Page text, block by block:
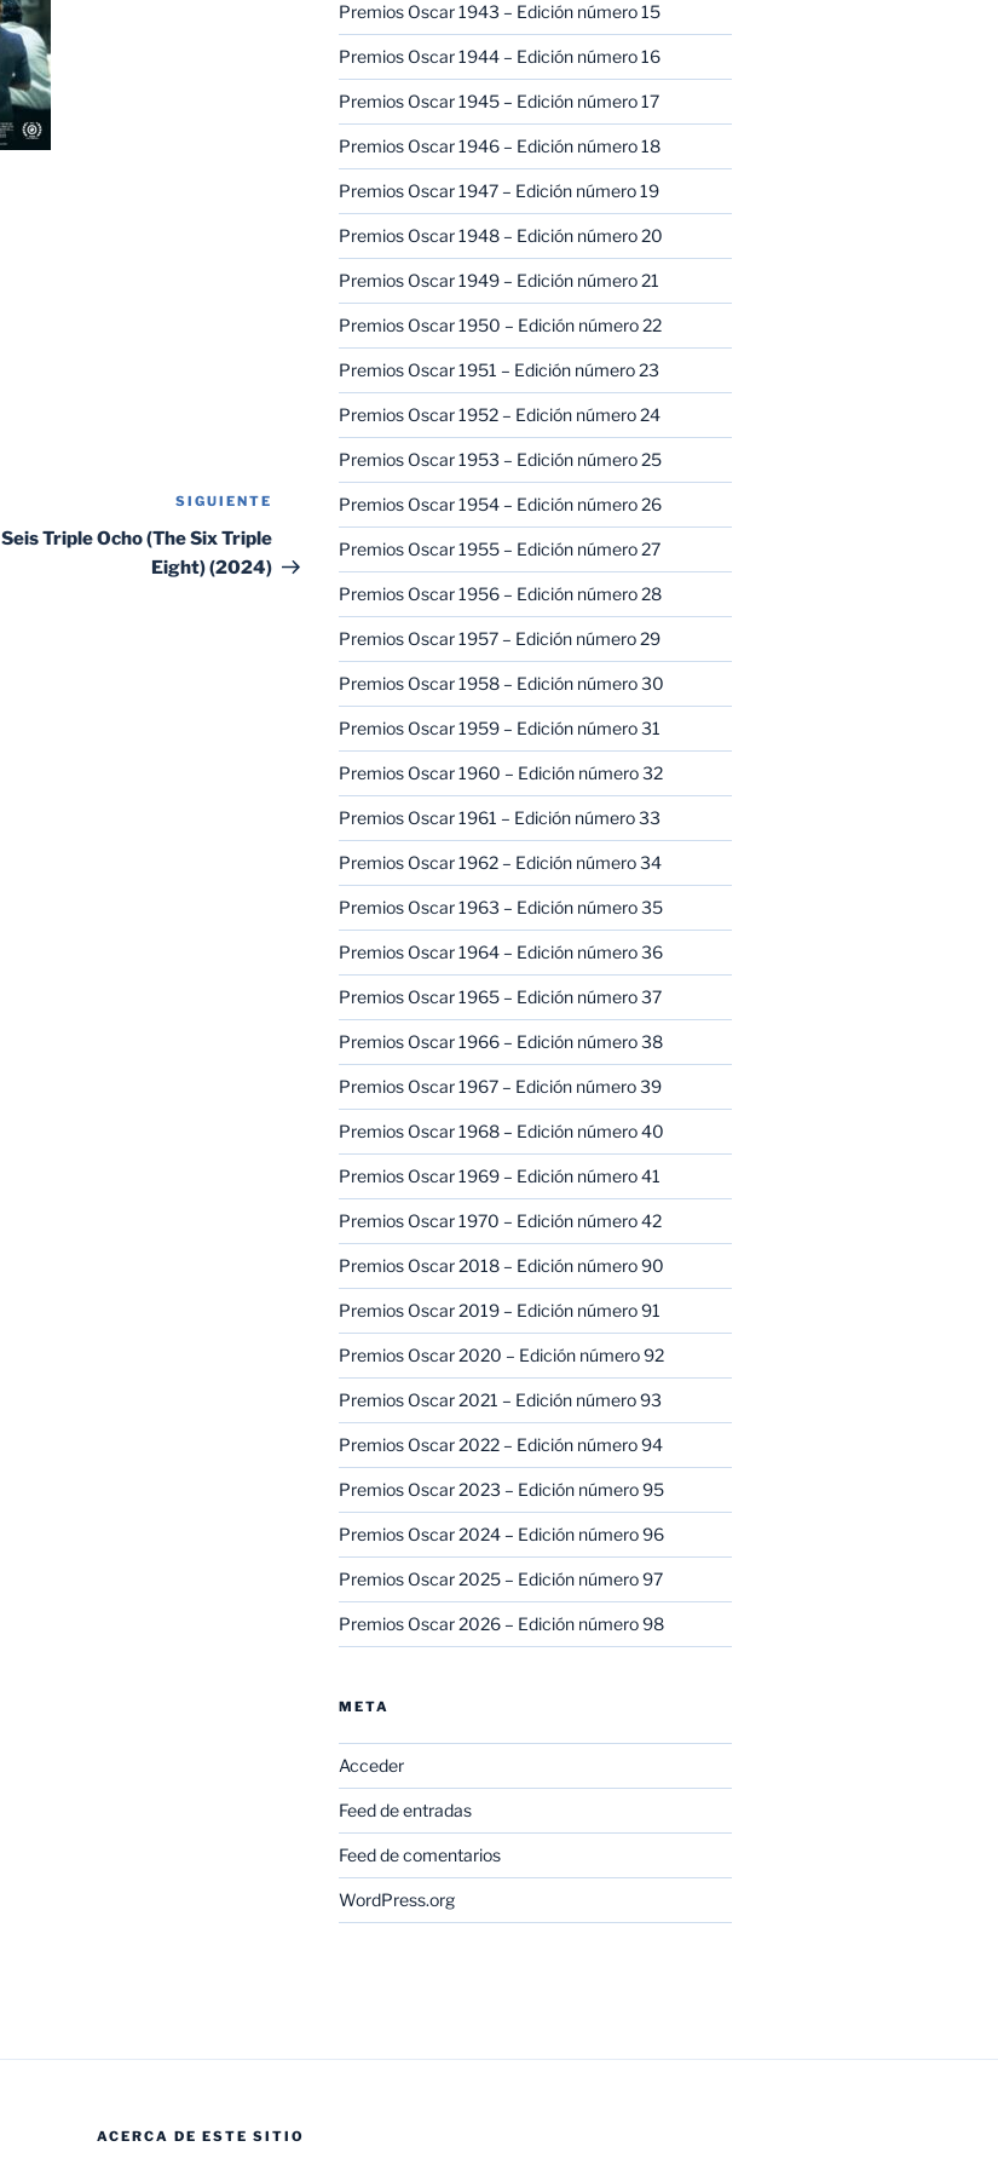
Siguiente
entrada
SIGUIENTE
Seis Triple Ocho (The Six Triple
Eight) (2024)
Premios Oscar 1943 – Edición número 15
Premios Oscar 1944 – Edición número 16
Premios Oscar 1945 – Edición número 17
Premios Oscar 1946 – Edición número 18
Premios Oscar 1947 – Edición número 19
Premios Oscar 1948 – Edición número 20
Premios Oscar 1949 – Edición número 21
Premios Oscar 1950 – Edición número 22
Premios Oscar 1951 – Edición número 23
Premios Oscar 1952 – Edición número 24
Premios Oscar 1953 – Edición número 25
Premios Oscar 1954 – Edición número 26
Premios Oscar 1955 – Edición número 27
Premios Oscar 1956 – Edición número 28
Premios Oscar 1957 – Edición número 29
Premios Oscar 1958 – Edición número 30
Premios Oscar 1959 – Edición número 31
Premios Oscar 1960 – Edición número 32
Premios Oscar 1961 – Edición número 33
Premios Oscar 1962 – Edición número 34
Premios Oscar 1963 – Edición número 35
Premios Oscar 1964 – Edición número 36
Premios Oscar 1965 – Edición número 37
Premios Oscar 1966 – Edición número 38
Premios Oscar 1967 – Edición número 39
Premios Oscar 1968 – Edición número 40
Premios Oscar 1969 – Edición número 41
Premios Oscar 1970 – Edición número 42
Premios Oscar 2018 – Edición número 90
Premios Oscar 2019 – Edición número 91
Premios Oscar 2020 – Edición número 92
Premios Oscar 2021 – Edición número 93
Premios Oscar 2022 – Edición número 94
Premios Oscar 2023 – Edición número 95
Premios Oscar 2024 – Edición número 96
Premios Oscar 2025 – Edición número 97
Premios Oscar 2026 – Edición número 98
META
Acceder
Feed de entradas
Feed de comentarios
WordPress.org
ACERCA DE ESTE SITIO